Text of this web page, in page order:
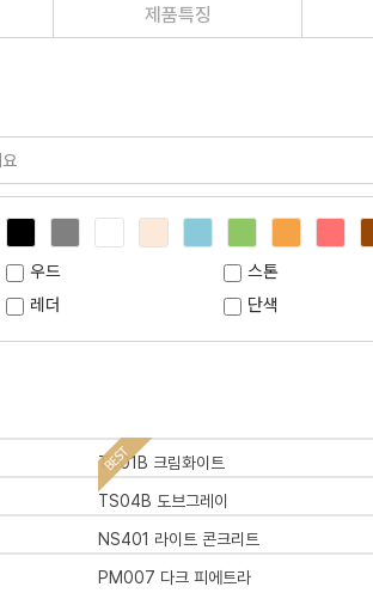
제품특징
우드 스톤
레더
단색
TS01B 크림화이트
TS04B 도브그레이
NS401 라이트 콘크리트
PM007 다크 피에트라